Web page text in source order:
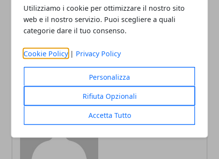
Utilizziamo i cookie per ottimizzare il nostro sito
web e il nostro servizio. Puoi scegliere a quali
categorie dare il tuo consenso.
Cookie Policy | Privacy Policy
Personalizza
Rifiuta Opzionali
Accetta Tutto
Dash cam cosa dice la
legge
I sistemi di presentazione
wireless: caratteristiche e